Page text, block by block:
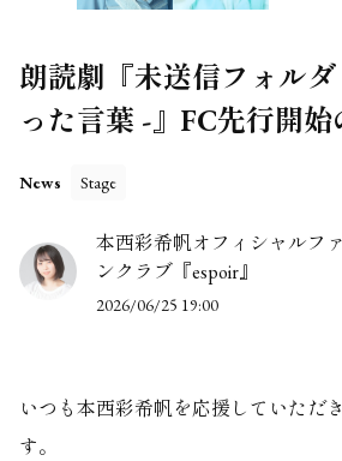
朗読劇『未送信フォル
った言葉 -』FC先行開
News Stage
本西彩希帆オフィシャルファ
ンクラブ『espoir』
2026/06/25 19:00
いつも本西彩希帆を応援していただ
す。